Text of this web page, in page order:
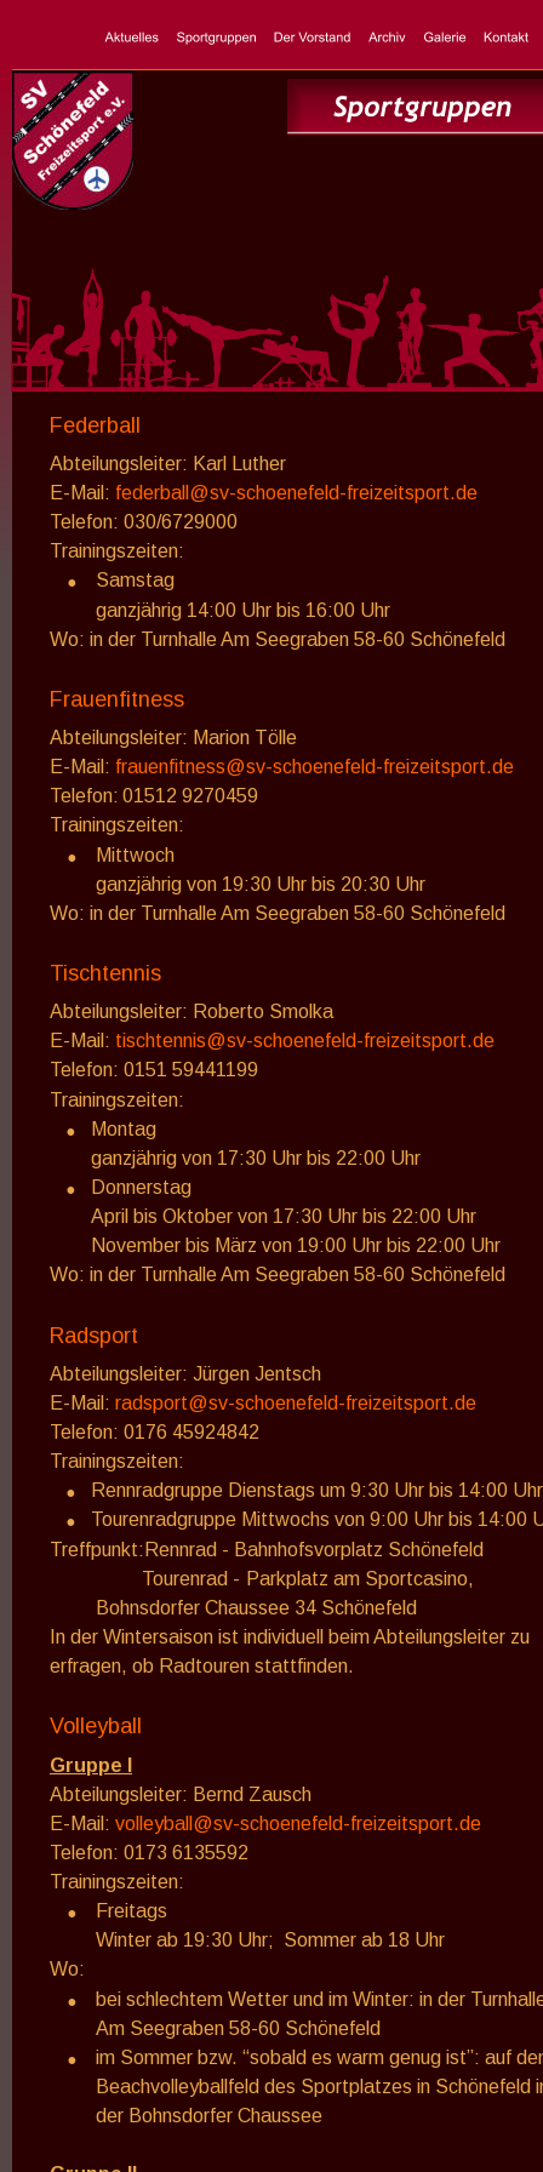
Federball
Abteilungsleiter: Karl Luther
E-Mail: federball@sv-schoenefeld-freizeitsport.de
Telefon: 030/6729000
Trainingszeiten:
•
Samstag
ganzjährig 14:00 Uhr bis 16:00 Uhr
Wo: in der Turnhalle Am Seegraben 58-60 Schönefeld
Frauenfitness
Abteilungsleiter: Marion Tölle
E-Mail: frauenfitness@sv-schoenefeld-freizeitsport.de
Telefon: 01512 9270459
Trainingszeiten:
•
Mittwoch
ganzjährig von 19:30 Uhr bis 20:30 Uhr
Wo: in der Turnhalle Am Seegraben 58-60 Schönefeld
Tischtennis
Abteilungsleiter: Roberto Smolka
E-Mail: tischtennis@sv-schoenefeld-freizeitsport.de
Telefon: 0151 59441199
Trainingszeiten:
•
Montag
ganzjährig von 17:30 Uhr bis 22:00 Uhr
•
Donnerstag
April bis Oktober von 17:30 Uhr bis 22:00 Uhr
November bis März von 19:00 Uhr bis 22:00 Uhr
Wo: in der Turnhalle Am Seegraben 58-60 Schönefeld
Radsport
Abteilungsleiter: Jürgen Jentsch
E-Mail: radsport@sv-schoenefeld-freizeitsport.de
Telefon: 0176 45924842
Trainingszeiten:
• Rennradgruppe Dienstags um 9:30 Uhr bis 14:00 Uhr
•
Tourenradgruppe Mittwochs von 9:00 Uhr bis 14:00
Treffpunkt:Rennrad - Bahnhofsvorplatz Schönefeld
Tourenrad - Parkplatz am Sportcasino,
Bohnsdorfer Chaussee 34 Schönefeld
In der Wintersaison ist individuell beim Abteilungsleiter zu
erfragen, ob Radtouren stattfinden.
Volleyball
Gruppe I
Abteilungsleiter: Bernd Zausch
E-Mail: volleyball@sv-schoenefeld-freizeitsport.de
Telefon: 0173 6135592
Trainingszeiten:
•
Freitags
Winter ab 19:30 Uhr;  Sommer ab 18 Uhr
Wo:
•
bei schlechtem Wetter und im Winter: in der
Am Seegraben 58-60 Schönefeld
•
im Sommer bzw. “sobald es warm genug ist”: auf
Beachvolleyballfeld des Sportplatzes in Schönefeld
der Bohnsdorfer Chaussee